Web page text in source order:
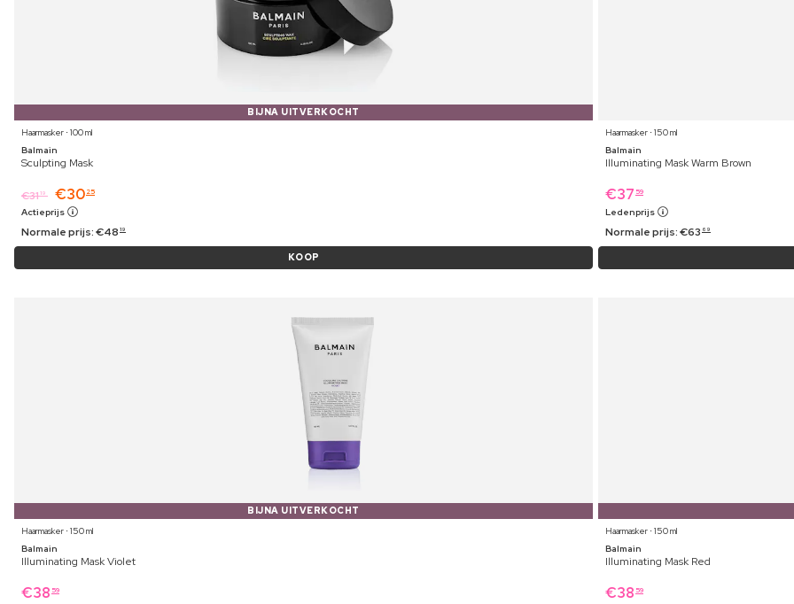
BIJNA UITVERKOCHT
Haarmasker ⋅ 100 ml
Balmain
Sculpting Mask
€3119 €30 25
Actieprijs
Normale prijs:€48 19
KOOP
Haarmasker ⋅ 150 ml
Balmain
Illuminating Mask Warm Brown
€37 59
Ledenprijs
Normale prijs:€63 69
BIJNA UITVERKOCHT
Haarmasker ⋅ 150 ml
Balmain
Illuminating Mask Violet
€38 59
Haarmasker ⋅ 150 ml
Balmain
Illuminating Mask Red
€38 59